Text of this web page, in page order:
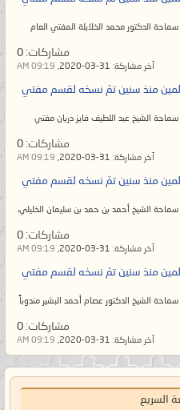
إلا الاسم فلا
ولا من لسانه،
من شرّ يده
الإسلام إلا اسم
رسمه بين أيديهم
أنه لا يعلمُ
يقصد المٌتشابه.
آياته المحكمات
أمّ الكتاب لا يزيغ
إلا من في
الحقّ.
فيرون السُنَّة بدعةً
يرون الحقّ منها
المخالف
الحقّ! فيضِلّ
يُضلّوا أمّتهم حتى
الدكتور محمد الخلايلة المفتي العام
مشاركات:
آخر مشاركة: 09:19 AM
منذ سنين تمّ نسخه لقسم مفتي
الشيخ عبد اللطيف فايز دريان مفتي
مشاركات:
آخر مشاركة: 09:19 AM
منذ سنين تمّ نسخه لقسم مفتي
الشيخ أحمد بن حمد بن سليمان الخليلي،
مشاركات:
آخر مشاركة: 09:19 AM
منذ سنين تمّ نسخه لقسم مفتي
الشيخ الدكتور عصام أحمد البشير مندوباً
مشاركات:
آخر مشاركة: 09:19 AM
السريع